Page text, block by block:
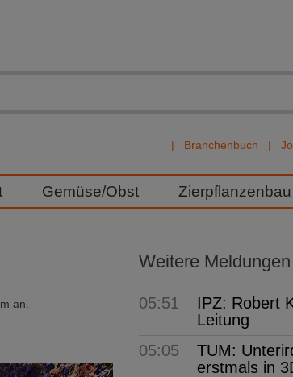
Branchenbuch
Gemüse/Obst Zierpflanzenbau
an.
Weitere Meldungen
05:51
IPZ: Robert
Leitung
05:05
TUM:
erstmals in